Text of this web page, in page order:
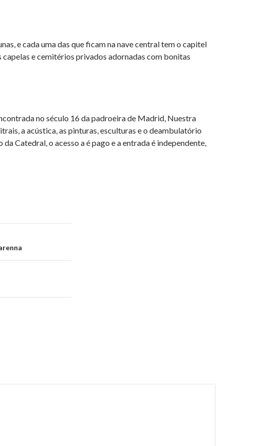
e cada uma das que ficam na nave central tem o capitel
e cemitérios privados adornadas com bonitas
no século 16 da padroeira de Madrid, Nuestra
a acústica, as pinturas, esculturas e o deambulatório
Catedral, o acesso a é pago e a entrada é independente,